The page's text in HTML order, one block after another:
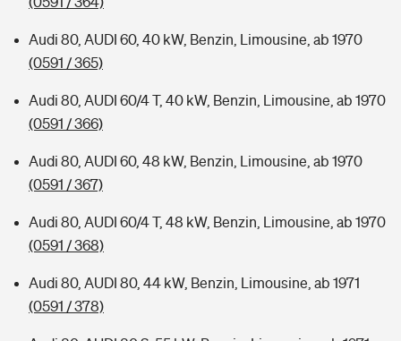
Audi 80, AUDI 60, 40 kW, Benzin, Limousine, ab 1970
(0591 / 365)
Audi 80, AUDI 60/4 T, 40 kW, Benzin, Limousine, ab 1970
(0591 / 366)
Audi 80, AUDI 60, 48 kW, Benzin, Limousine, ab 1970
(0591 / 367)
Audi 80, AUDI 60/4 T, 48 kW, Benzin, Limousine, ab 1970
(0591 / 368)
Audi 80, AUDI 80, 44 kW, Benzin, Limousine, ab 1971
(0591 / 378)